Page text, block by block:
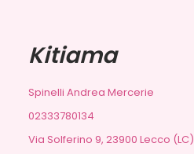
Kitiama
Spinelli Andrea Mercerie
02333780134
Via Solferino 9, 23900 Lecco (LC)